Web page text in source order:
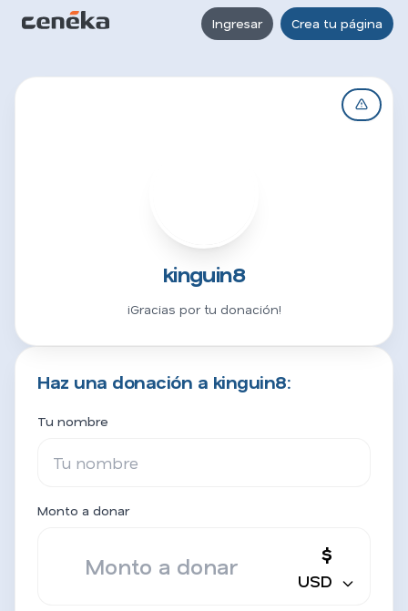
Ingresar Crea tu página
kinguin8
¡Gracias por tu donación!
Haz una donación a kinguin8:
Tu nombre
Monto a donar
$
USD